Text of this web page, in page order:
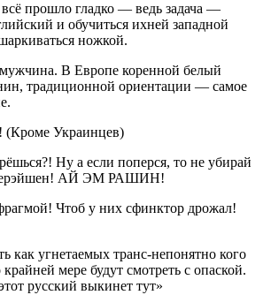
прошло гладко — ведь задача —
и обучиться ихней западной
ножкой.
В Европе коренной белый
традиционной ориентации — самое
Украинцев)
Ну а если поперся, то не убирай
АЙ ЭМ РАШИН!
Чтоб у них сфинктор дрожал!
как угнетаемых транс-непонятно кого
мере будут смотреть с опаской.
русский выкинет тут»